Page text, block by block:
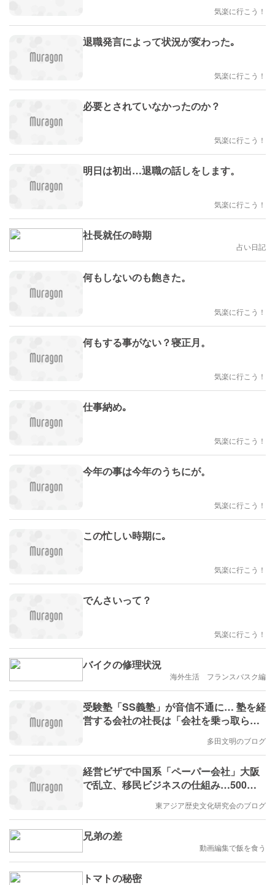
気楽に行こう！
退職発言によって状況が変わった｡
気楽に行こう！
必要とされていなかったのか？
気楽に行こう！
明日は初出…退職の話しをします。
気楽に行こう！
社長就任の時期
占い日記
何もしないのも飽きた。
気楽に行こう！
何もする事がない？寝正月。
気楽に行こう！
仕事納め｡
気楽に行こう！
今年の事は今年のうちにが。
気楽に行こう！
この忙しい時期に｡
気楽に行こう！
でんさいって？
気楽に行こう！
バイクの修理状況
海外生活 フランスバスク編
受験塾「SS義塾」が音信不通に… 塾を経
営する会社の社長は「会社を乗っ取られ
多田文明のブログ
経営ビザで中国系「ペーパー会社」大阪
で乱立、移民ビジネスの仕組み…500社
東アジア歴史文化研究会のブログ
兄弟の差
動画編集で飯を食う
トマトの秘密